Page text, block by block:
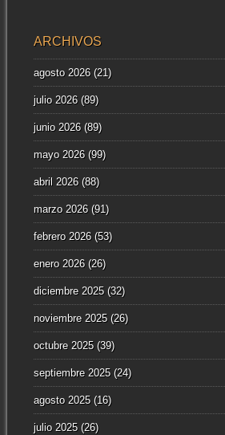
ARCHIVOS
agosto 2026(21)
julio 2026(89)
junio 2026(89)
mayo 2026(99)
abril 2026(88)
marzo 2026(91)
febrero 2026(53)
enero 2026(26)
diciembre 2025(32)
noviembre 2025(26)
octubre 2025(39)
septiembre 2025(24)
agosto 2025(16)
julio 2025(26)